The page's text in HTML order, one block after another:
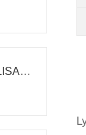
大鼠白介素20（IL20）ELISA试剂盒